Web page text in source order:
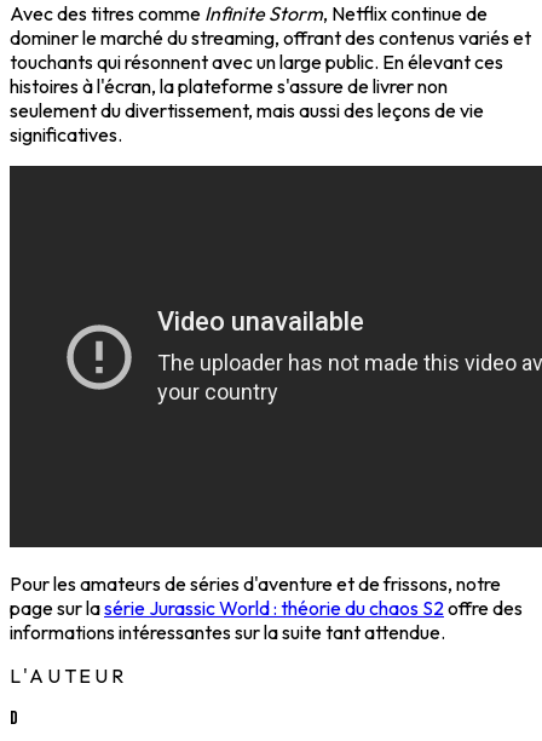
Avec des titres comme Infinite Storm, Netflix continue de
dominer le marché du streaming, offrant des contenus variés et
touchants qui résonnent avec un large public. En élevant ces
histoires à l'écran, la plateforme s'assure de livrer non
seulement du divertissement, mais aussi des leçons de vie
significatives.
Pour les amateurs de séries d'aventure et de frissons, notre
page sur lasérie Jurassic World : théorie du chaos S2offre des
informations intéressantes sur la suite tant attendue.
L'AUTEUR
D